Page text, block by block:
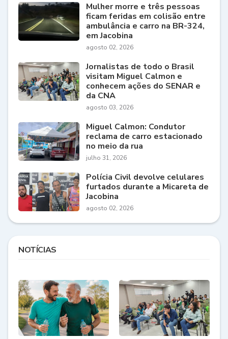
Mulher morre e três pessoas
ficam feridas em colisão entre
ambulância e carro na BR-324,
em Jacobina
agosto 02, 2026
Jornalistas de todo o Brasil
visitam Miguel Calmon e
conhecem ações do SENAR e
da CNA
agosto 03, 2026
Miguel Calmon: Condutor
reclama de carro estacionado
no meio da rua
julho 31, 2026
Polícia Civil devolve celulares
furtados durante a Micareta de
Jacobina
agosto 02, 2026
NOTÍCIAS